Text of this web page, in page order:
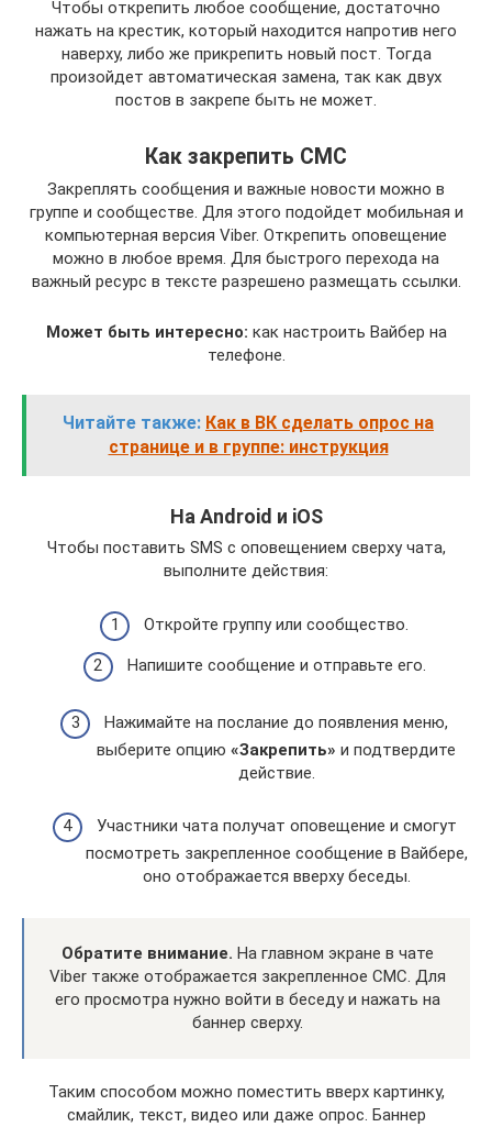
Чтобы открепить любое сообщение, достаточно
нажать на крестик, который находится напротив него
наверху, либо же прикрепить новый пост. Тогда
произойдет автоматическая замена, так как двух
постов в закрепе быть не может.
Как закрепить СМС
Закреплять сообщения и важные новости можно в
группе и сообществе. Для этого подойдет мобильная и
компьютерная версия Viber. Открепить оповещение
можно в любое время. Для быстрого перехода на
важный ресурс в тексте разрешено размещать ссылки.
Может быть интересно: как настроить Вайбер на
телефоне.
Читайте также: Как в ВК сделать опрос на
странице и в группе: инструкция
На Android и iOS
Чтобы поставить SMS с оповещением сверху чата,
выполните действия:
Откройте группу или сообщество.
Напишите сообщение и отправьте его.
Нажимайте на послание до появления меню,
выберите опцию «Закрепить» и подтвердите
действие.
Участники чата получат оповещение и смогут
посмотреть закрепленное сообщение в Вайбере,
оно отображается вверху беседы.
Обратите внимание. На главном экране в чате
Viber также отображается закрепленное СМС. Для
его просмотра нужно войти в беседу и нажать на
баннер сверху.
Таким способом можно поместить вверх картинку,
смайлик, текст, видео или даже опрос. Баннер